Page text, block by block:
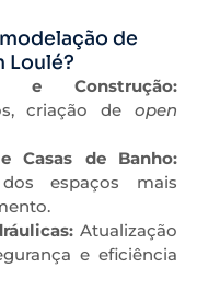
de
Loulé?
e Construção:
criação de open
Casas de Banho:
espaços mais
Atualização
e eficiência